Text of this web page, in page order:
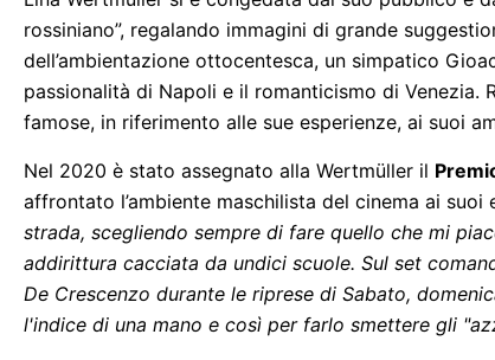
rossiniano”, regalando immagini di grande
dell’ambientazione ottocentesca, un simpatico
passionalità di Napoli e il romanticismo di
famose, in riferimento alle sue esperienze, ai suoi
Nel 2020 è stato assegnato alla Wertmüller il
affrontato l’ambiente maschilista del cinema ai suoi
strada, scegliendo sempre di fare quello che mi
addirittura cacciata da undici scuole. Sul set
De Crescenzo durante le riprese di Sabato,
l'indice di una mano e così per farlo smettere gli